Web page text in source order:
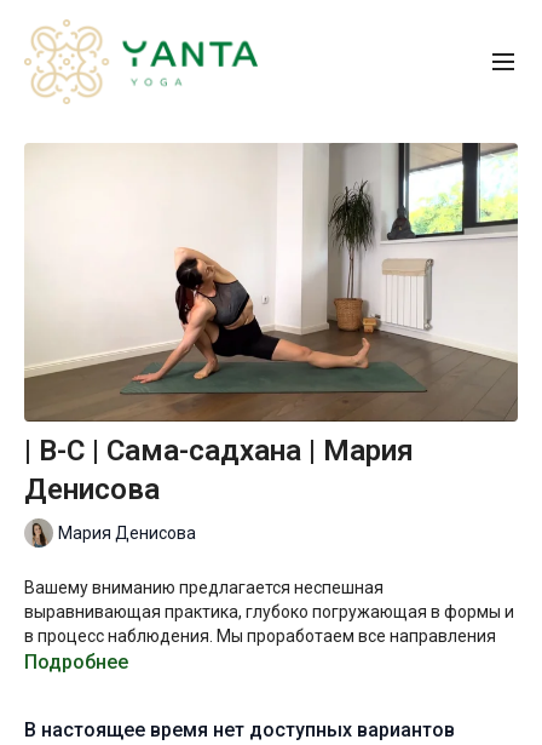
| B-С | Сама-садхана | Мария
Денисова
Мария Денисова
Вашему вниманию предлагается неспешная
выравнивающая практика, глубоко погружающая в формы и
в процесс наблюдения. Мы проработаем все направления
подвижности, по большей степени, в статике. Звучание
Подробнее
В настоящее время нет доступных вариантов